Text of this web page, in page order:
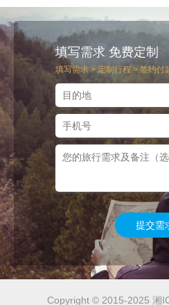
填写需求 免费定制
填写需求 > 定制行程 > 签约付
提交需
Copyright © 2015-2025 湘